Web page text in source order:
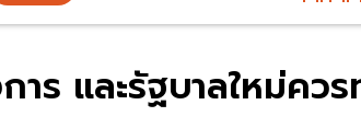
าร และรัฐบาลใหม่คว